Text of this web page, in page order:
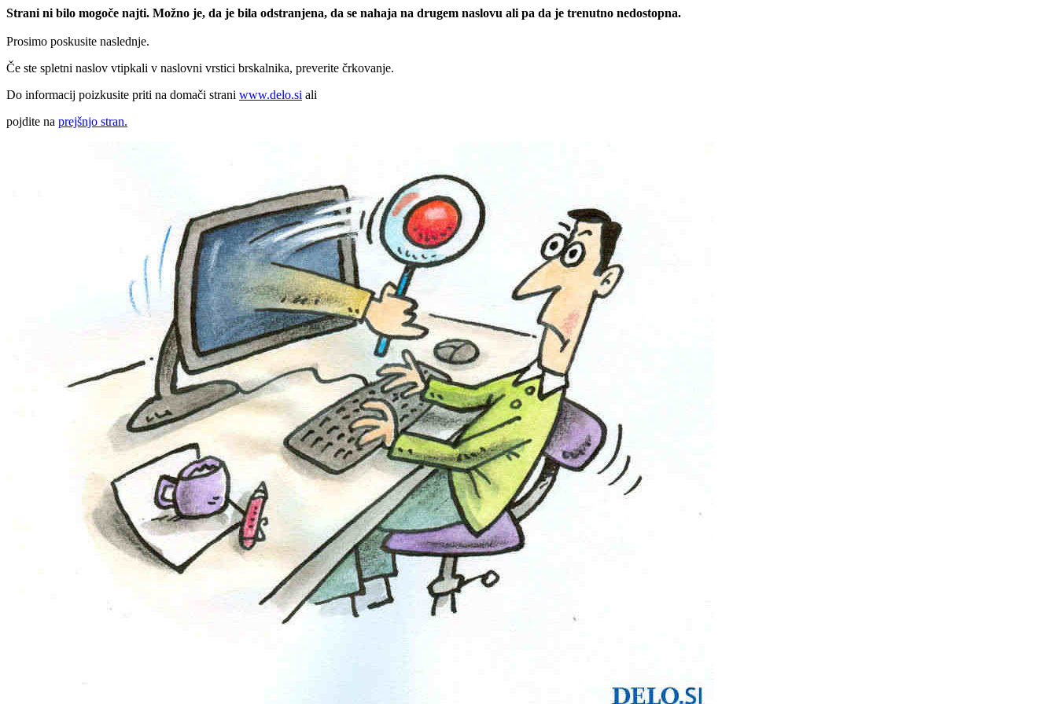
Strani ni bilo mogoče najti. Možno je, da je bila odstranjena, da se nahaja na drugem naslovu ali pa da je trenutno nedostopna.
Prosimo poskusite naslednje.
Če ste spletni naslov vtipkali v naslovni vrstici brskalnika, preverite črkovanje.
Do informacij poizkusite priti na domači strani www.delo.si ali
pojdite na prejšnjo stran.